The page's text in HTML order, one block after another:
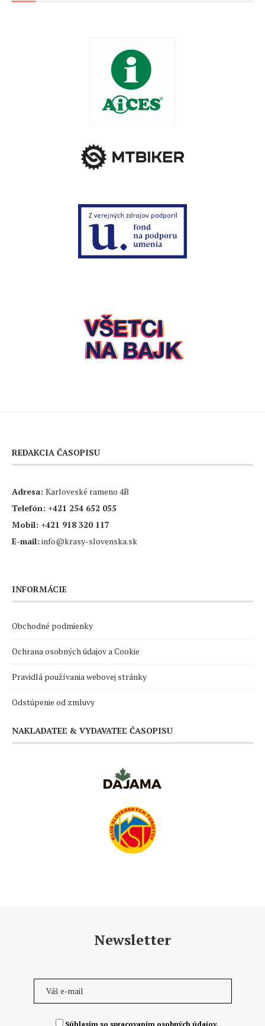
REDAKCIA ČASOPISU
Adresa: Karloveské rameno 4B
Telefón: +421 254 652 055
Mobil: +421 918 320 117
E-mail: info@krasy-slovenska.sk
INFORMÁCIE
Obchodné podmienky
Ochrana osobných údajov a Cookie
Pravidlá používania webovej stránky
Odstúpenie od zmluvy
NAKLADATEĽ & VYDAVATEĽ ČASOPISU
Newsletter
Súhlasím so spracovaním osobných údajov.